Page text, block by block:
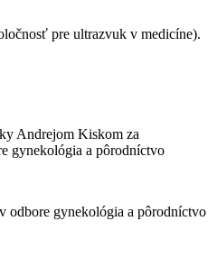
pre ultrazvuk v medicíne).
Andrejom Kiskom za
gynekológia a pôrodníctvo
odbore gynekológia a pôrodníctvo